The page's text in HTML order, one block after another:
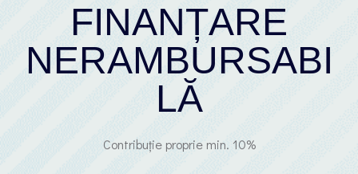
FINANȚARE
NERAMBURSABI
LĂ
Contribuție proprie min. 10%